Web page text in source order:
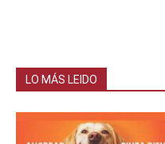
LO MÁS LEIDO